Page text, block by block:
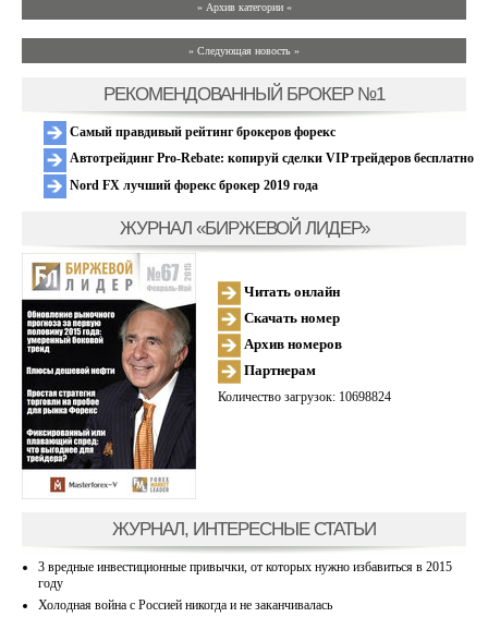
» Архив категории «
» Следующая новость »
РЕКОМЕНДОВАННЫЙ БРОКЕР №1
Самый правдивый рейтинг брокеров форекс
Автотрейдинг Pro-Rebate: копируй сделки VIP трейдеров бесплатно
Nord FX лучший форекс брокер 2019 года
ЖУРНАЛ «БИРЖЕВОЙ ЛИДЕР»
Читать онлайн
Скачать номер
Архив номеров
Партнерам
Количество загрузок: 10698824
ЖУРНАЛ, ИНТЕРЕСНЫЕ СТАТЬИ
3 вредные инвестиционные привычки, от которых нужно избавиться в 2015
году
Холодная война с Россией никогда и не заканчивалась